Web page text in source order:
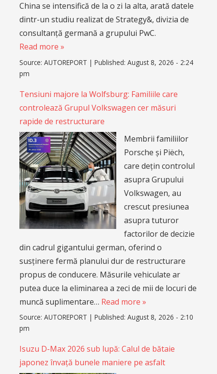
China se intensifică de la o zi la alta, arată datele
dintr-un studiu realizat de Strategy&, divizia de
consultanță germană a grupului PwC.
Read more »
Source: AUTOREPORT | Published: August 8, 2026 - 2:24
pm
Tensiuni majore la Wolfsburg: Familiile care
controlează Grupul Volkswagen cer măsuri
rapide de restructurare
Membrii familiilor
Porsche și Piëch,
care dețin controlul
asupra Grupului
Volkswagen, au
crescut presiunea
asupra tuturor
factorilor de decizie
din cadrul gigantului german, oferind o
susținere fermă planului dur de restructurare
propus de conducere. Măsurile vehiculate ar
putea duce la eliminarea a zeci de mii de locuri de
muncă suplimentare… Read more »
Source: AUTOREPORT | Published: August 8, 2026 - 2:10
pm
Isuzu D-Max 2026 sub lupă: Calul de bătaie
japonez învață bunele maniere pe asfalt